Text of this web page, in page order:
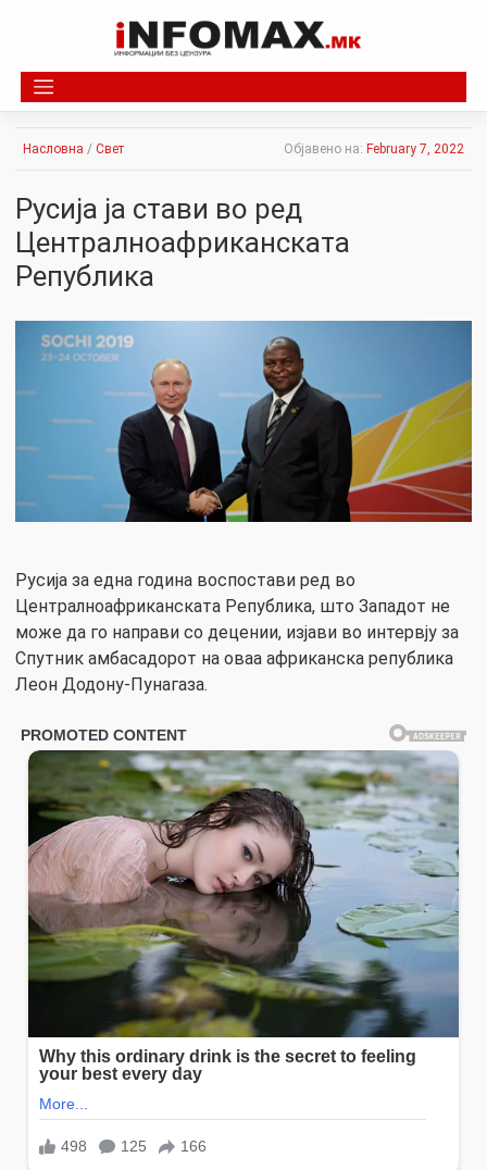
Насловна / Свет Објавено на: February 7, 2022
Русија ја стави во ред
Централноафриканската
Република
Русија за една година воспостави ред во
Централноафриканската Република, што Западот не
може да го направи со децении, изјави во интервју за
Спутник амбасадорот на оваа африканска република
Леон Додону-Пунагаза.